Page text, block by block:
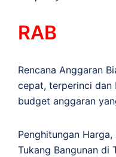
RAB
Rencana Anggaran
cepat, terperinci dan
budget anggaran
Penghitungan Harga,
Tukang Bangunan di